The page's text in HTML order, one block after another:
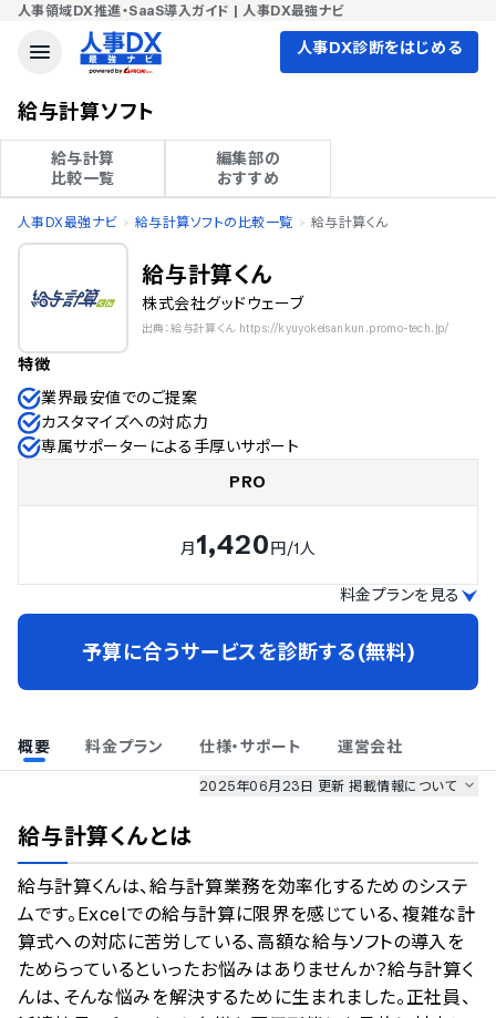
人事領域DX推進・SaaS導入ガイド | 人事DX最強ナビ
人事DX診断をはじめる
給与計算ソフト
給与計算
比較一覧
編集部の
おすすめ
人事DX最強ナビ 給与計算ソフトの比較一覧 給与計算くん
給与計算くん
株式会社グッドウェーブ
出典：給与計算くん https://kyuyokeisankun.promo-tech.jp/
特徴
業界最安値でのご提案
カスタマイズへの対応力
専属サポーターによる手厚いサポート
PRO
月1,420円/1人
料金プランを見る
予算に合うサービスを診断する(無料)
概要 料金プラン 仕様・サポート 運営会社
2025年06月23日 更新掲載情報について
のサービスデータを参照しています。
情報更新者： 人事DX最強ナビ編集部 情報取得元 掲載修正依頼
給与計算くんとは
給与計算くんは、給与計算業務を効率化するためのシステ
ムです。Excelでの給与計算に限界を感じている、複雑な計
算式への対応に苦労している、高額な給与ソフトの導入を
ためらっているといったお悩みはありませんか？給与計算く
んは、そんな悩みを解決するために生まれました。正社員、